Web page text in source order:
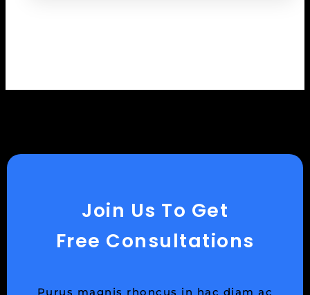
Join Us To Get
Free Consultations
Purus magnis rhoncus in hac diam ac